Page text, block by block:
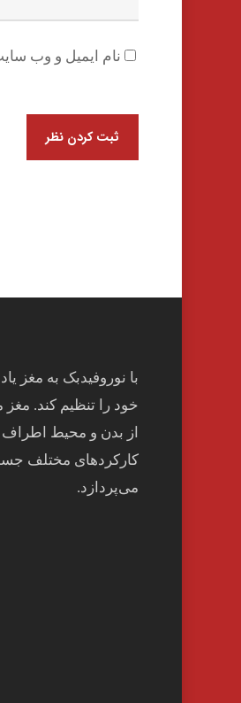
نام ایمیل و وب
با نوروفیدبک به مغز
خود را تنظيم كند. مغز
از بدن و محيط اطراف
کارکردهای مختلف
می‌پردازد.